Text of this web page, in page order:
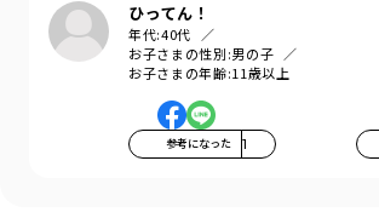
ひってん！
年代:40代
お子さまの性別:男の子
お子さまの年齢:11歳以上
参考になった 1